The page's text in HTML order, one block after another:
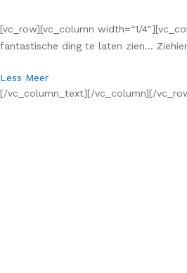
[vc_row][vc_column width=“1/
fantastische ding te laten zien…
Less Meer
[/vc_column_text][/vc_column][/